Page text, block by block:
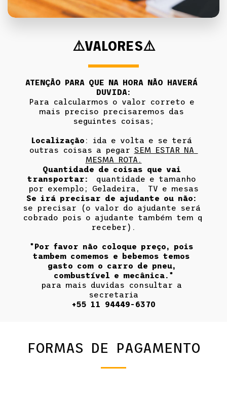
⚠️VALORES⚠️
ATENÇÃO PARA QUE NA HORA NÃO HAVERÁ
DUVIDA:
Para calcularmos o valor correto e
mais preciso precisaremos das
seguintes coisas;
Localização : ida e volta e se terá
outras coisas a pegar SEM ESTAR NA
MESMA ROTA.
Quantidade de coisas que vai
transportar: quantidade e tamanho
por exemplo; Geladeira,  TV e mesas
Se irá precisar de ajudante ou não:
se precisar (o valor do ajudante será
cobrado pois o ajudante também tem q
receber).
*Por favor não coloque preço, pois
tambem comemos e bebemos temos
gasto com o carro de pneu,
combustível e mecânica.*
para mais duvidas consultar a
secretaria
+55 11 94449-6370
FORMAS DE PAGAMENTO